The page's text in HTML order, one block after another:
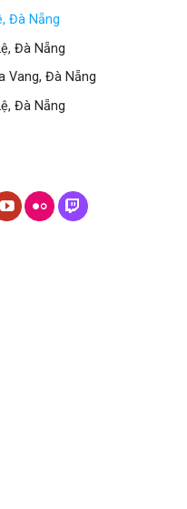
Đà Nẵng
Đà Nẵng
Vang, Đà Nẵng
Đà Nẵng